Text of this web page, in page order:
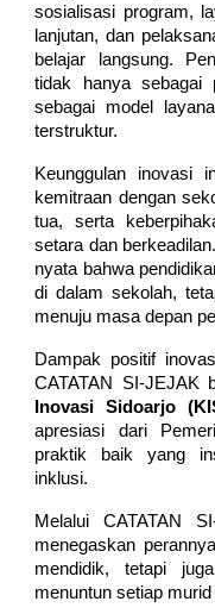
sosialisasi program,
lanjutan, dan
belajar langsung.
tidak hanya sebagai
sebagai model
terstruktur.
Keunggulan inovasi
kemitraan dengan
tua, serta
setara dan
nyata bahwa
di dalam sekolah,
menuju masa depan
Dampak positif
CATATAN SI-JEJAK
Inovasi Sidoarjo
apresiasi dari
praktik baik yang
inklusi.
Melalui CATATAN
menegaskan
mendidik, tetapi
menuntun setiap